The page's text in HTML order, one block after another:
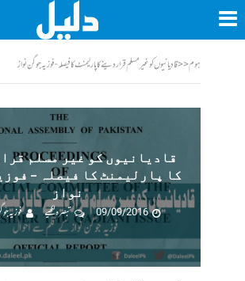
ہوم<<قادیانیوں کو غیر مسلم قرار دینے کا پارلیمنٹ کا فیصلہ - فوزیہ جوگن نواز
قادیانیوں کو غیر مسلم
کا پارلیمنٹ کا فیصلہ –
نواز
09/09/2016
تبصرہ لکھیے فوزیہ